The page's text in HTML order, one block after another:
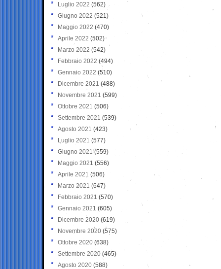
Luglio 2022 (562)
Giugno 2022 (521)
Maggio 2022 (470)
Aprile 2022 (502)
Marzo 2022 (542)
Febbraio 2022 (494)
Gennaio 2022 (510)
Dicembre 2021 (488)
Novembre 2021 (599)
Ottobre 2021 (506)
Settembre 2021 (539)
Agosto 2021 (423)
Luglio 2021 (577)
Giugno 2021(559)
Maggio 2021 (556)
Aprile 2021 (506)
Marzo 2021 (647)
Febbraio 2021 (570)
Gennaio 2021 (605)
Dicembre 2020 (619)
Novembre 2020 (575)
Ottobre 2020 (638)
Settembre 2020(465)
Agosto 2020 (588)